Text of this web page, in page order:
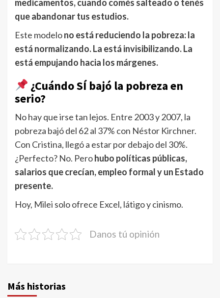
medicamentos, cuando comés salteado o tenés
que abandonar tus estudios.
Este modelono está reduciendo la pobreza: la
está normalizando. La está invisibilizando. La
está empujando hacia los márgenes.
¿Cuándo SÍ bajó la pobreza en
serio?
No hay que irse tan lejos. Entre 2003 y 2007, la
pobreza bajó del 62 al 37% con Néstor Kirchner.
Con Cristina, llegó a estar por debajo del 30%.
¿Perfecto? No. Perohubo políticas públicas,
salarios que crecían, empleo formal y un Estado
presente.
Hoy, Milei solo ofrece Excel, látigo y cinismo.
Danos tú opinión
Más historias